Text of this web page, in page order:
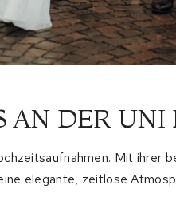
AN DER UNI
Mit ihrer
elegante, zeitlose